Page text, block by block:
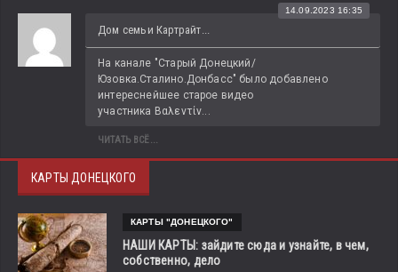
Дом семьи Картрайт...
14.09.2023 16:35
На канале "Старый Донецкий/
Юзовка.Сталино.Донбасс" было добавлено
интереснейшее старое видео
участника Βαλεντίν...
ЧИТАТЬ ВСЁ...
КАРТЫ ДОНЕЦКОГО
КАРТЫ "ДОНЕЦКОГО"
НАШИ КАРТЫ: зайдите сюда и узнайте, в чем,
собственно, дело